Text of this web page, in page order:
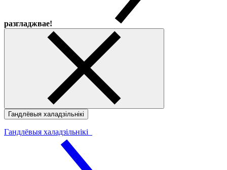
разгладжвае!
Гандлёвыя халадзільнікі
Гандлёвыя халадзільнікі